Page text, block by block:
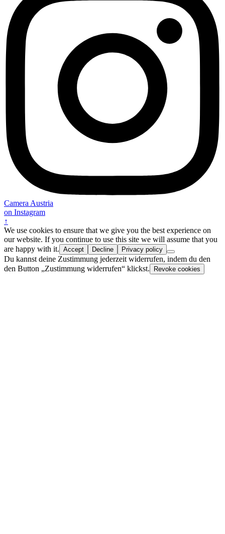
Camera Austria
on Instagram
↑
We use cookies to ensure that we give you the best experience on
our website. If you continue to use this site we will assume that you
are happy with it. Accept Decline Privacy policy
Du kannst deine Zustimmung jederzeit widerrufen, indem du den
den Button „Zustimmung widerrufen“ klickst.
Revoke cookies